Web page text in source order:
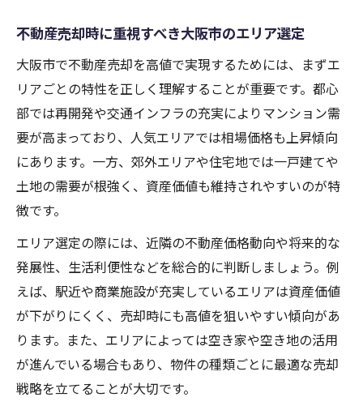
不動産売却時に重視すべき大阪市のエリア選定
大阪市で不動産売却を高値で実現するためには、まずエ
リアごとの特性を正しく理解することが重要です。都心
部では再開発や交通インフラの充実によりマンション需
要が高まっており、人気エリアでは相場価格も上昇傾向
にあります。一方、郊外エリアや住宅地では一戸建てや
土地の需要が根強く、資産価値も維持されやすいのが特
徴です。
エリア選定の際には、近隣の不動産価格動向や将来的な
発展性、生活利便性などを総合的に判断しましょう。例
えば、駅近や商業施設が充実しているエリアは資産価値
が下がりにくく、売却時にも高値を狙いやすい傾向があ
ります。また、エリアによっては空き家や空き地の活用
が進んでいる場合もあり、物件の種類ごとに最適な売却
戦略を立てることが大切です。